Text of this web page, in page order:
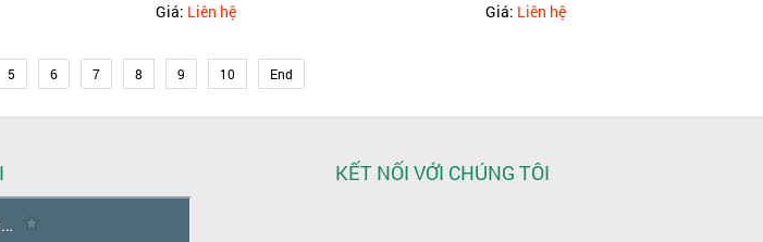
Giá: Liên hệ Giá: Liên hệ
5 6 7 8 9 10 End
KẾT NỐI VỚI CHÚNG TÔI